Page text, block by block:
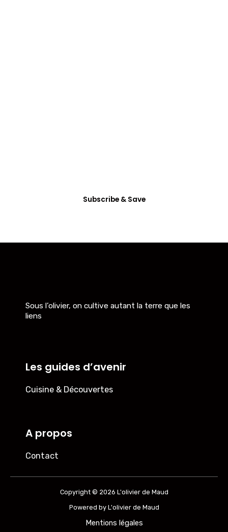
Subscribe & Save
Sous l’olivier, on cultive autant la terre que les
liens
Les guides d’avenir
Cuisine & Découvertes
A propos
Contact
Copyright © 2026 L'olivier de Maud
Powered by L'olivier de Maud
Mentions légales